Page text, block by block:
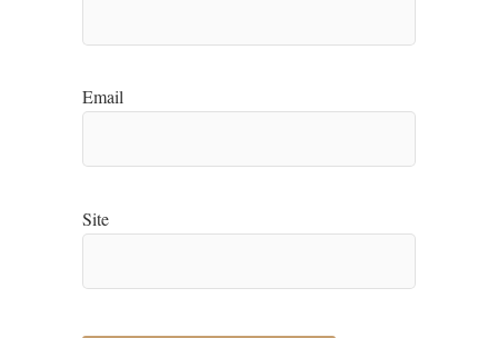
Email
Site